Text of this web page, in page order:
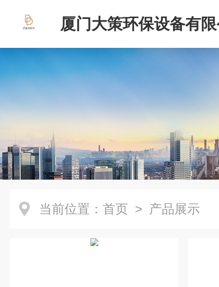
厦门大策环保设备有
当前位置： 首页 > 产品展示